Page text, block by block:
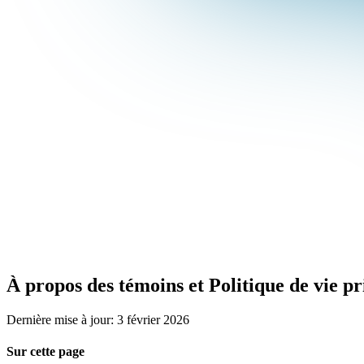
À propos des témoins et Politique de vie
Dernière mise à jour: 3 février 2026
Sur cette page